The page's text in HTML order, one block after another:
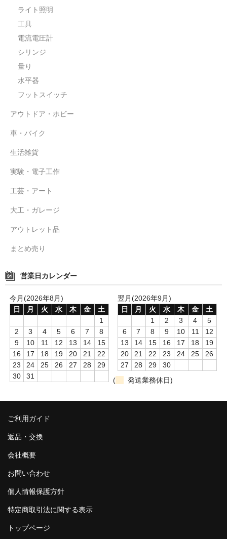
ライト照明
工具
電流電圧計
シリンジ
量り
水平器
フットスイッチ
アウトドア・ホビー
車・バイク
生活雑貨
実験・電子工作
工芸・アート
大工・ガレージ
アウトレット品
まとめ売り
営業日カレンダー
今月(2026年8月)
日
月 火 水 木 金
土
1
2
3 4 5 6 7
8
9
10 11 12 13 14
15
16
17 18 19 20 21
22
23
24 25 26 27 28
29
30
31
翌月(2026年9月)
日
月 火 水 木 金
土
1
2 3 4
5
6
7 8 9 10 11
12
13
14 15 16 17 18
19
20
21 22 23 24 25
26
27
28 29
30
(
発送業務休日)
ご利用ガイド
返品・交換
会社概要
お問い合わせ
個人情報保護方針
特定商取引法に関する表示
トップページ